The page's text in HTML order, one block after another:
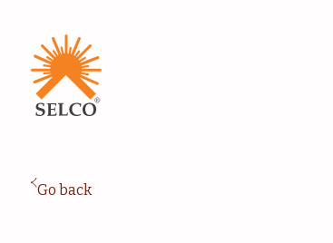
समुदाय
सल्लागार
Go back